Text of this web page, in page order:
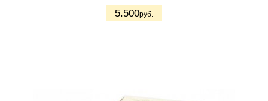
5.500руб.